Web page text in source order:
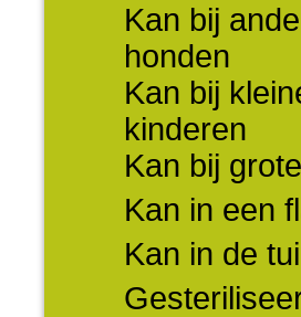
Kan bij
honden
Kan bij
kinderen
Kan bij
Kan in een
Kan in de